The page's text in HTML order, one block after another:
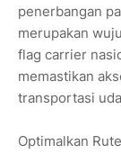
penerbangan
merupakan
flag carrier
memastikan
transportasi
Optimalkan